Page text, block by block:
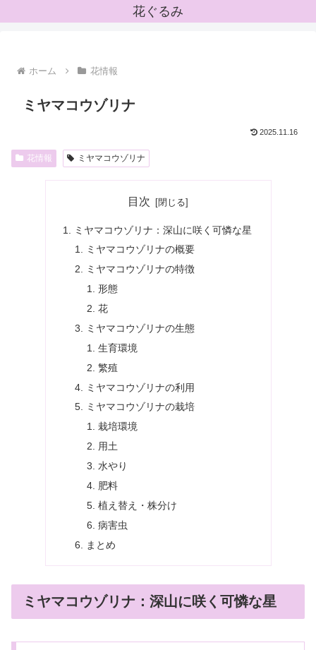
花ぐるみ
ホーム 花情報
ミヤマコウゾリナ
2025.11.16
花情報 ミヤマコウゾリナ
目次
ミヤマコウゾリナ：深山に咲く可憐な星
ミヤマコウゾリナの概要
ミヤマコウゾリナの特徴
形態
花
ミヤマコウゾリナの生態
生育環境
繁殖
ミヤマコウゾリナの利用
ミヤマコウゾリナの栽培
栽培環境
用土
水やり
肥料
植え替え・株分け
病害虫
まとめ
ミヤマコウゾリナ：深山に咲く可憐な星